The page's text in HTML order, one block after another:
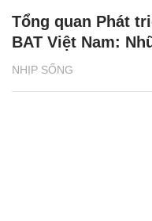
NHỊP SỐNG
Tổng quan Phát
BAT Việt Nam: